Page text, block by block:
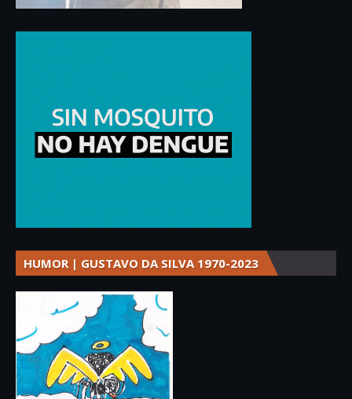
HUMOR | GUSTAVO DA SILVA 1970-2023